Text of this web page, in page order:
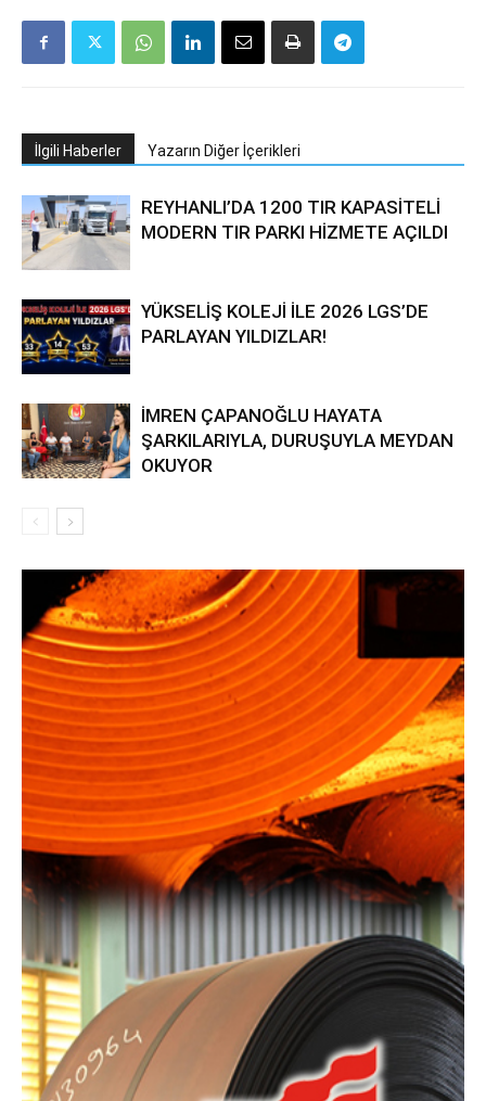
İlgili Haberler Yazarın Diğer İçerikleri
REYHANLI’DA 1200 TIR KAPASİTELİ
MODERN TIR PARKI HİZMETE AÇILDI
YÜKSELİŞ KOLEJİ İLE 2026 LGS’DE
PARLAYAN YILDIZLAR!
İMREN ÇAPANOĞLU HAYATA
ŞARKILARIYLA, DURUŞUYLA MEYDAN
OKUYOR